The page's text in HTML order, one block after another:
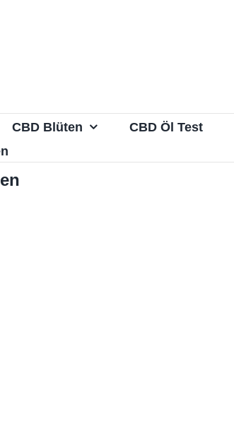
CBD Blüten CBD Öl Test